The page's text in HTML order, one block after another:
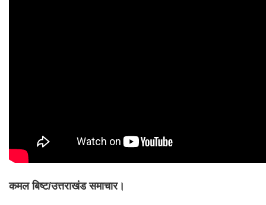
कमल बिष्ट/उत्तराखंड समाचार।